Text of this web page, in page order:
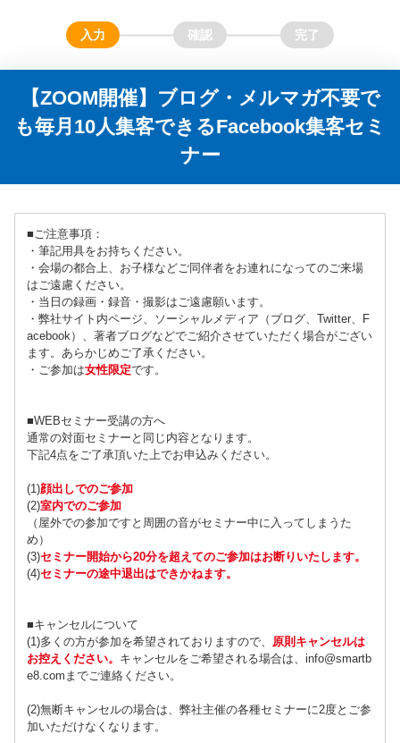
【ZOOM開催】ブログ・メルマガ不要で
も毎月10人集客できるFacebook集客セミ
ナー
■ご注意事項：
・筆記用具をお持ちください。
・会場の都合上、お子様などご同伴者をお連れになってのご来場
はご遠慮ください。
・当日の録画・録音・撮影はご遠慮願います。
・弊社サイト内ページ、ソーシャルメディア（ブログ、Twitter、F
acebook）、著者ブログなどでご紹介させていただく場合がござい
ます。あらかじめご了承ください。
・ご参加は女性限定です。
■WEBセミナー受講の方へ
通常の対面セミナーと同じ内容となります。
下記4点をご了承頂いた上でお申込みください。
(1)顔出しでのご参加
(2)室内でのご参加
（屋外での参加ですと周囲の音がセミナー中に入ってしまうた
め）
(3)セミナー開始から20分を超えてのご参加はお断りいたします。
(4)セミナーの途中退出はできかねます。
■キャンセルについて
(1)多くの方が参加を希望されておりますので、 原則キャンセルは
お控えください。 キャンセルをご希望される場合は、info@smartb
e8.comまでご連絡ください。
(2)無断キャンセルの場合は、弊社主催の各種セミナーに2度とご参
加いただけなくなります。